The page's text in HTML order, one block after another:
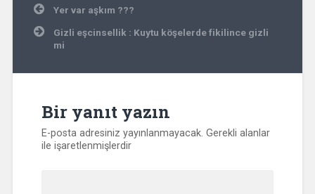
Yazı Yer var aşkım ??️‍?
Gizli eşcinsellik : Kuytu köşelerde fikilince gizli
mi
Bir yanıt yazın
E-posta adresiniz yayınlanmayacak. Gerekli alanlar
ile işaretlenmişlerdir